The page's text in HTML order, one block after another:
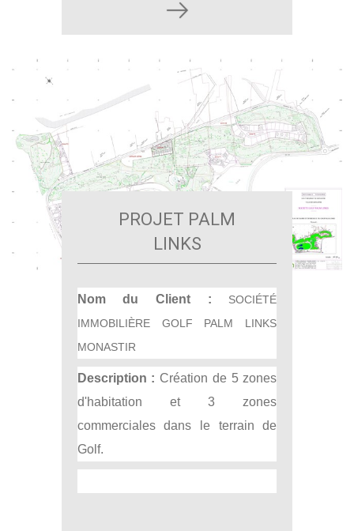
PROJET PALM
LINKS
Nom du Client :
SOCIÉTÉ
IMMOBILIÈRE GOLF PALM LINKS
MONASTIR
Description : Création de 5 zones
d'habitation et 3 zones
commerciales dans le terrain de
Golf.